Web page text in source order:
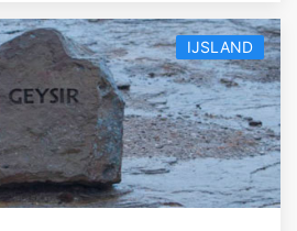
IJSLAND